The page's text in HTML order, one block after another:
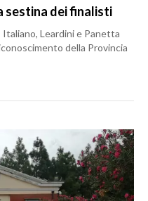
sestina dei finalisti
Leardini e Panetta
della Provincia